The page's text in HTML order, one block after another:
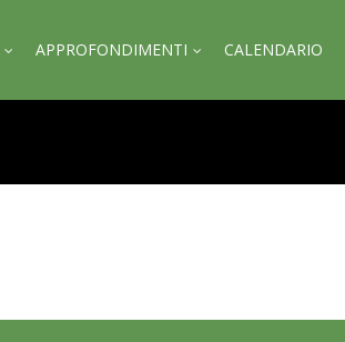
APPROFONDIMENTI CALENDARIO